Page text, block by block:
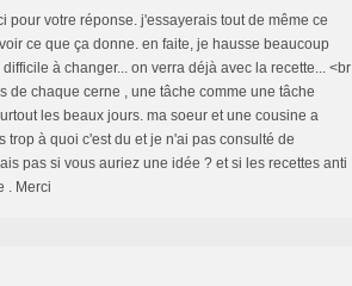
pour votre réponse. j'essayerais tout de même ce
ce que ça donne. en faite, je hausse beaucoup
à changer... on verra déjà avec la recette... <br
de chaque cerne , une tâche comme une tâche
les beaux jours. ma soeur et une cousine a
trop à quoi c'est du et je n'ai pas consulté de
pas si vous auriez une idée ? et si les recettes anti
. Merci